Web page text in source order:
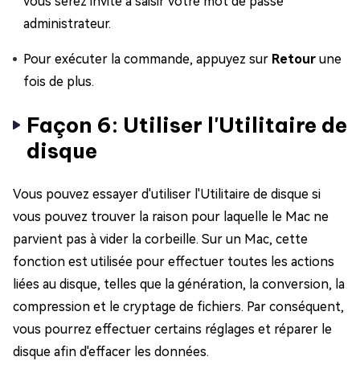
administrateur.
Pour exécuter la commande, appuyez sur Retour une
fois de plus.
Façon 6: Utiliser l'Utilitaire de
disque
Vous pouvez essayer d'utiliser l'Utilitaire de disque si
vous pouvez trouver la raison pour laquelle le Mac ne
parvient pas à vider la corbeille. Sur un Mac, cette
fonction est utilisée pour effectuer toutes les actions
liées au disque, telles que la génération, la conversion, la
compression et le cryptage de fichiers. Par conséquent,
vous pourrez effectuer certains réglages et réparer le
disque afin d'effacer les données.